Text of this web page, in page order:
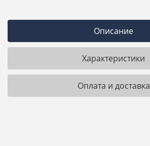
Описание
Характеристики
Оплата и доставка